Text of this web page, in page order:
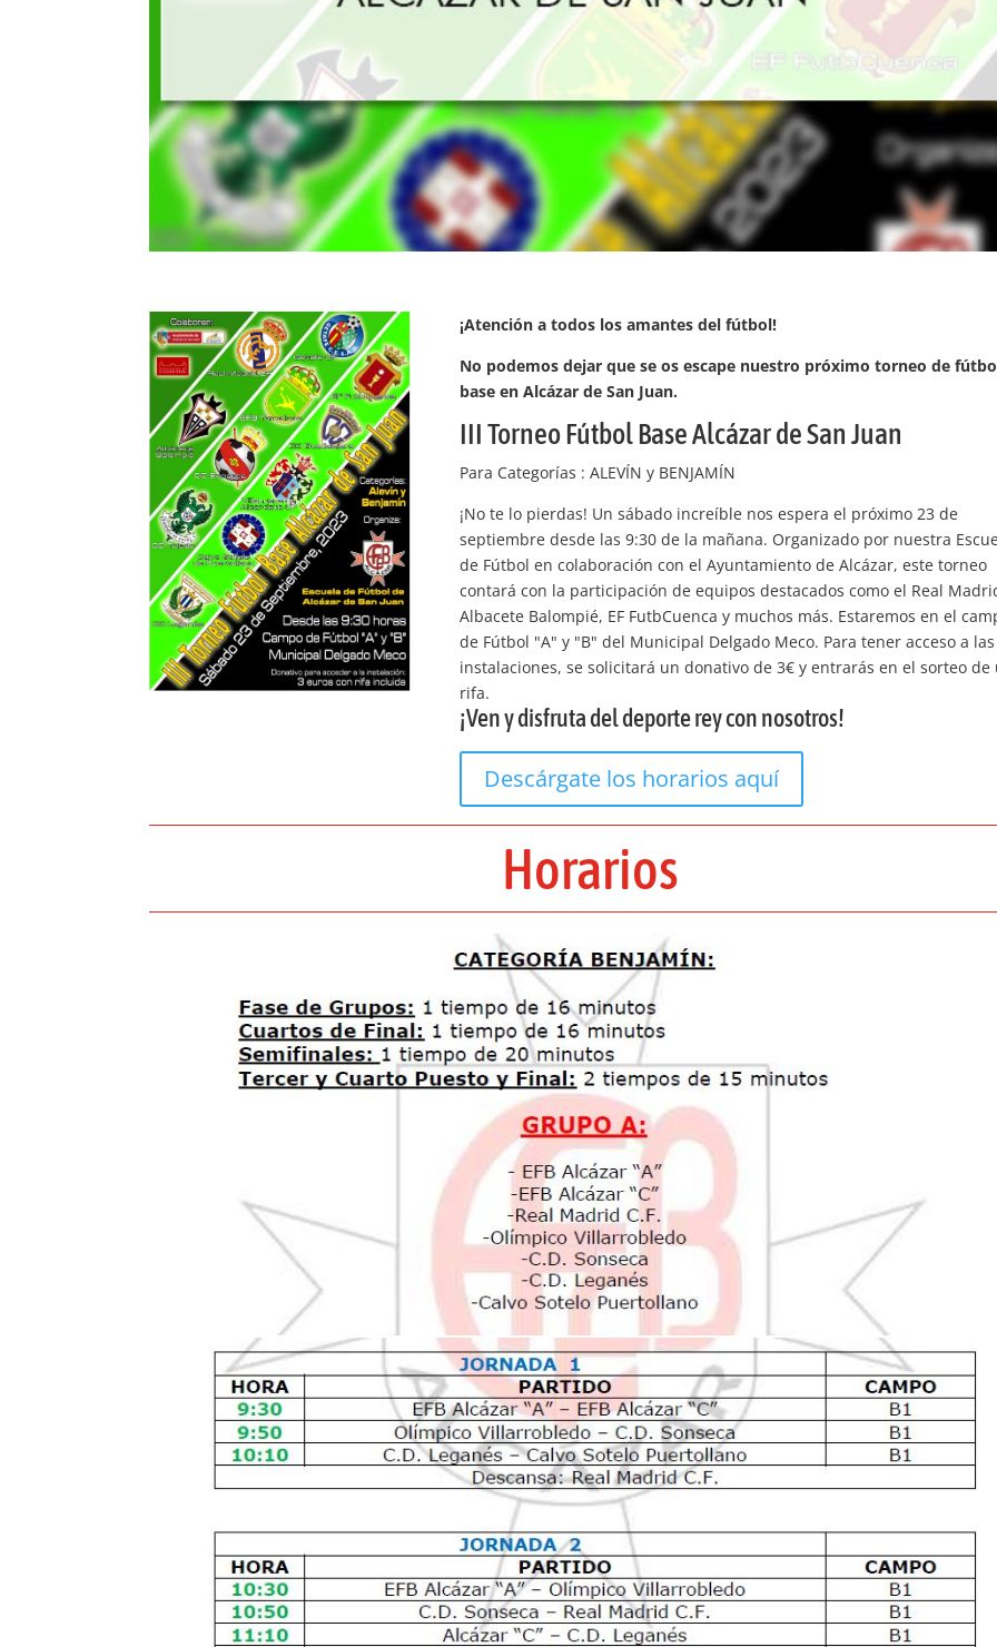
¡Atención a todos los amantes del fútbol!
No podemos dejar que se os escape nuestro próximo torneo de
base en Alcázar de San Juan.
III Torneo Fútbol Base Alcázar de San Juan
Para Categorías : ALEVÍN y BENJAMÍN
¡No te lo pierdas! Un sábado increíble nos espera el próximo 23 de
septiembre desde las 9:30 de la mañana. Organizado por nuestra
de Fútbol en colaboración con el Ayuntamiento de Alcázar, este torneo
contará con la participación de equipos destacados como el Real
Albacete Balompié, EF FutbCuenca y muchos más. Estaremos en el
de Fútbol "A" y "B" del Municipal Delgado Meco. Para tener acceso a las
instalaciones, se solicitará un donativo de 3€ y entrarás en el sorteo de
rifa.
¡Ven y disfruta del deporte rey con nosotros!
Descárgate los horarios aquí
Horarios